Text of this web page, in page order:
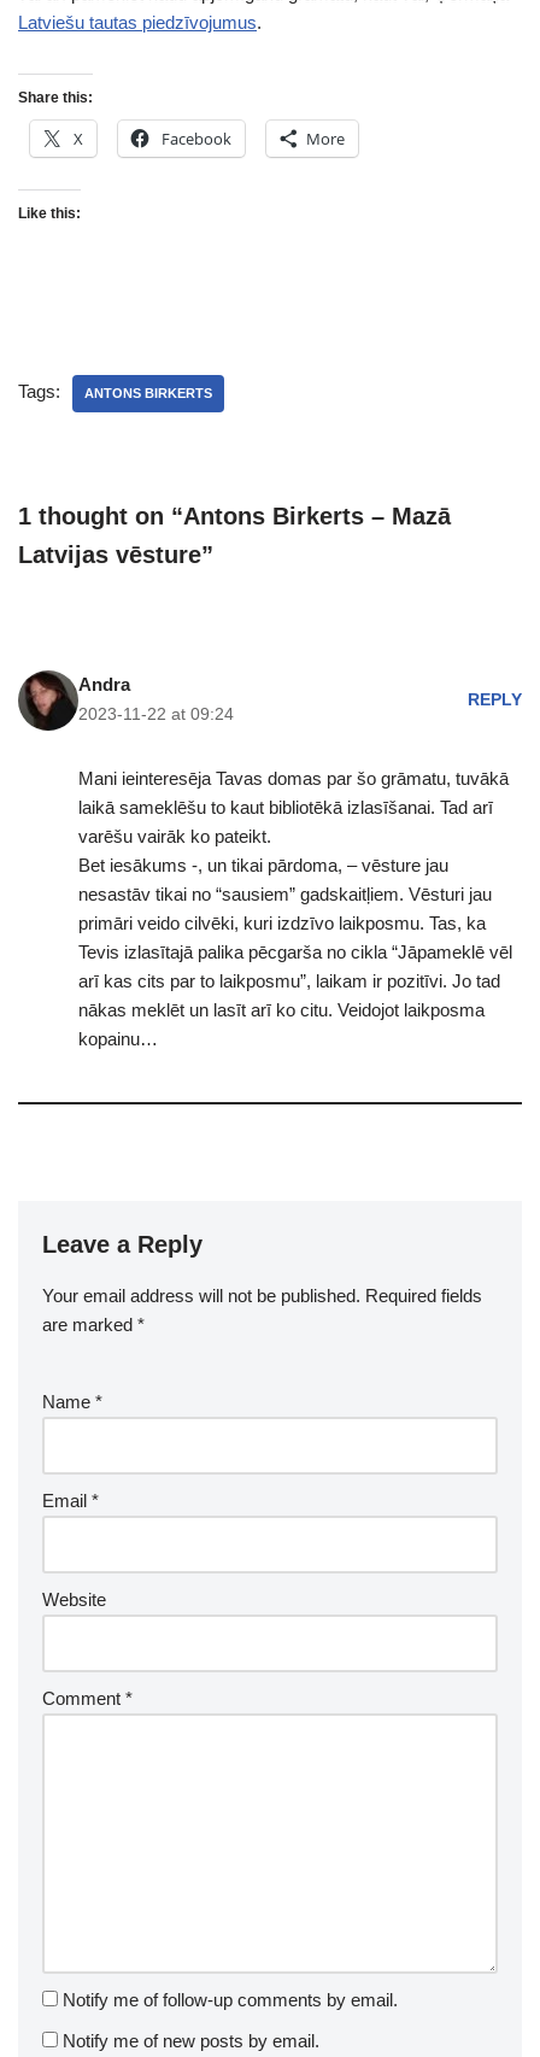
Latviešu tautas piedzīvojumus.
Share this:
X Facebook More
Like this:
Tags: ANTONS BIRKERTS
1 thought on “Antons Birkerts – Mazā
Latvijas vēsture”
Andra
2023-11-22 at 09:24
REPLY
Mani ieinteresēja Tavas domas par šo grāmatu, tuvākā
laikā sameklēšu to kaut bibliotēkā izlasīšanai. Tad arī
varēšu vairāk ko pateikt.
Bet iesākums -, un tikai pārdoma, – vēsture jau
nesastāv tikai no “sausiem” gadskaitļiem. Vēsturi jau
primāri veido cilvēki, kuri izdzīvo laikposmu. Tas, ka
Tevis izlasītajā palika pēcgarša no cikla “Jāpameklē vēl
arī kas cits par to laikposmu”, laikam ir pozitīvi. Jo tad
nākas meklēt un lasīt arī ko citu. Veidojot laikposma
kopainu…
Leave a Reply
Your email address will not be published. Required fields
are marked *
Name *
Email *
Website
Comment *
Notify me of follow-up comments by email.
Notify me of new posts by email.